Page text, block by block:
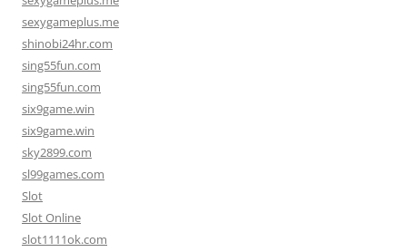
sexygameplus.me
shinobi24hr.com
sing55fun.com
sing55fun.com
six9game.win
six9game.win
sky2899.com
sl99games.com
Slot
Slot Online
slot1111ok.com